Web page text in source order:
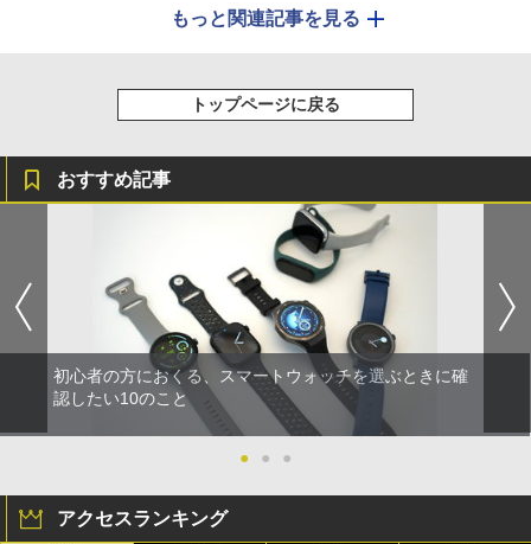
もっと関連記事を見る
トップページに戻る
おすすめ記事
初心者の方におくる、スマートウォッチを選ぶときに確
認したい10のこと
● ● ●
アクセスランキング